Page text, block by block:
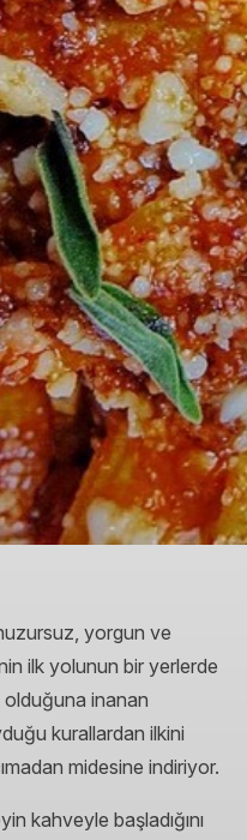
yorgun ve
ilk yolunun bir yerlerde
inanan
kurallardan ilkini
midesine indiriyor.
kahveyle başladığını